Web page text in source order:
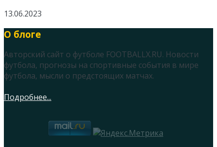
13.06.2023
О блоге
Авторский сайт о футболе FOOTBALLX.RU. Новости
футбола, прогнозы на спортивные события в мире
футбола, мысли о предстоящих матчах.
Подробнее...